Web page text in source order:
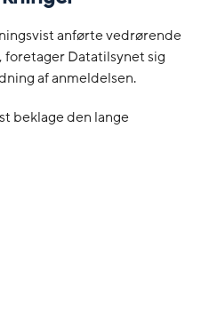
anførte vedrørende
Datatilsynet sig
af anmeldelsen.
beklage den lange